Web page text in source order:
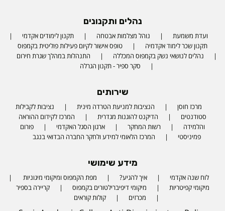
נהלים ותקנונים
ועדת משמעת נוהל מצלמות אבטחה
תקנון לימודים אקדמי
תקנון שכר לימוד אקדמיה
טופס אישור לקיום פעילות פוליטית בקמפוס
נהלים לנושאי נשק בקמפוס המכללה
התנהלות במהלך שגרת חירום
סקר ספיר - תקנון הגרלה
שירותים
מרכז חוסן הנציבות למניעת הטרדה מינית
נציבות לקבילות
סטודנטים
הדיקנט להוגנות מגדרית
המרכז לקידום ההוראה
והלמידה
רשות המחקר ארגון הסגל האקדמי
פורום
פמיניסטי
המרכז הלאומי למידע ולחקר החברה הבדואי בנגב
מידע שימושי
לוח שנה אקדמי איך להגיע?
מפת הקמפוס ומיקומי מיגוניות
מיקומי קפיטריות
מיקומי דיפיברילטורים בקמפוס
קריירה בספיר
מכרזים
קולות קוראים